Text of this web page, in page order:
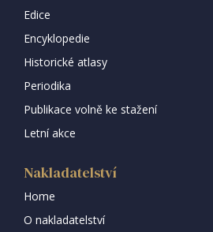
Edice
Encyklopedie
Historické atlasy
Periodika
Publikace volně ke stažení
Letní akce
Nakladatelství
Home
O nakladatelství